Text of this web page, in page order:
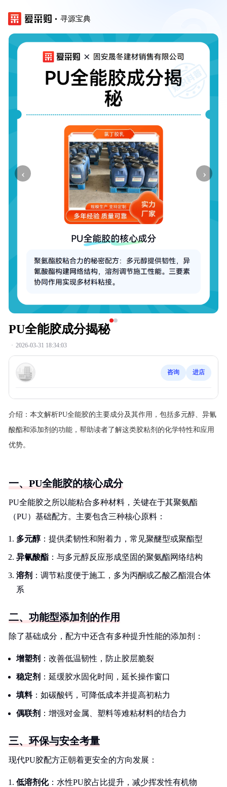
寻源宝典
‹ ›
PU全能胶成分揭秘
· 2026-03-31 18:34:03
咨询 进店
介绍： 本文解析PU全能胶的主要成分及其作用，包括多元醇、异氰
酸酯和添加剂的功能，帮助读者了解这类胶粘剂的化学特性和应用
优势。
一、PU全能胶的核心成分
PU全能胶之所以能粘合多种材料，关键在于其聚氨酯
（PU）基础配方。主要包含三种核心原料：
多元醇：提供柔韧性和附着力，常见聚醚型或聚酯型
异氰酸酯 ：与多元醇反应形成坚固的聚氨酯网络结构
溶剂 ：调节粘度便于施工，多为丙酮或乙酸乙酯混合体
系
二、功能型添加剂的作用
除了基础成分，配方中还含有多种提升性能的添加剂：
增塑剂 ：改善低温韧性，防止胶层脆裂
稳定剂 ：延缓胶水固化时间，延长操作窗口
填料：如碳酸钙，可降低成本并提高初粘力
偶联剂 ：增强对金属、塑料等难粘材料的结合力
三、环保与安全考量
现代PU胶配方正朝着更安全的方向发展：
低溶剂化：水性PU胶占比提升，减少挥发性有机物